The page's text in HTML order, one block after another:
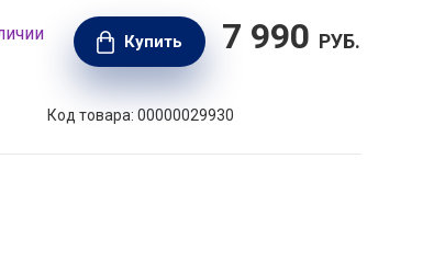
Купить 7 990 РУБ.
Код товара: 00000029930